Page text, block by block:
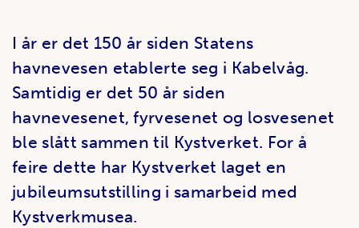
I år er det 150 år siden Statens
havnevesen etablerte seg i Kabelvåg.
Samtidig er det 50 år siden
havnevesenet, fyrvesenet og losvesenet
ble slått sammen til Kystverket. For å
feire dette har Kystverket laget en
jubileumsutstilling i samarbeid med
Kystverkmusea.